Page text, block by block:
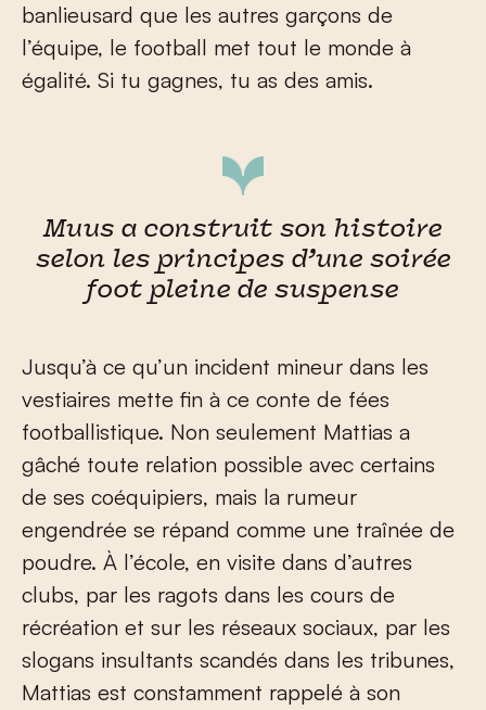
banlieusard que les autres garçons de
l’équipe, le football met tout le monde à
égalité. Si tu gagnes, tu as des amis.
Muus a construit son histoire
selon les principes d’une soirée
foot pleine de suspense
Jusqu’à ce qu’un incident mineur dans les
vestiaires mette fin à ce conte de fées
footballistique. Non seulement Mattias a
gâché toute relation possible avec certains
de ses coéquipiers, mais la rumeur
engendrée se répand comme une traînée de
poudre. À l’école, en visite dans d’autres
clubs, par les ragots dans les cours de
récréation et sur les réseaux sociaux, par les
slogans insultants scandés dans les tribunes,
Mattias est constamment rappelé à son